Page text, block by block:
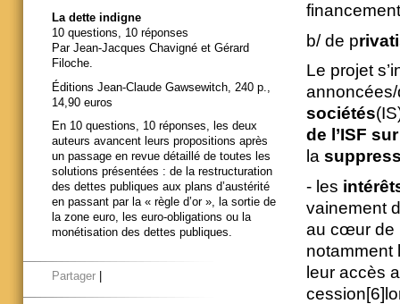
b/ de p
Le projet
sociétés
de l’ISF
la
- les
vainement
au cœur de
notamment
leur accès
La dette indigne
10 questions, 10 réponses
Par Jean-Jacques Chavigné et Gérard
Filoche.
Éditions Jean-Claude Gawsewitch, 240 p.,
14,90 euros
En 10 questions, 10 réponses, les deux
auteurs avancent leurs propositions après
un passage en revue détaillé de toutes les
solutions présentées : de la restructuration
des dettes publiques aux plans d’austérité
en passant par la « règle d’or », la sortie de
la zone euro, les euro-obligations ou la
monétisation des dettes publiques.
Partager